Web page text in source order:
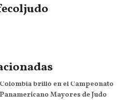
Colombia brilló en el Campeonato
Panamericano Mayores de Judo